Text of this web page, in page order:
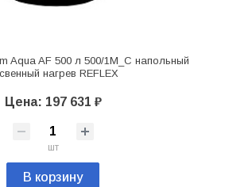
Aqua AF 500 л 500/1M_С напольный
нагрев REFLEX
Цена: 197 631 ₽
шт
В корзину